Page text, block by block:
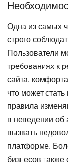
Одна из самых
строго
Пользователи
требованиях к
сайта,
что может
правила
в неведении об
вызвать
платформе.
бизнесов также